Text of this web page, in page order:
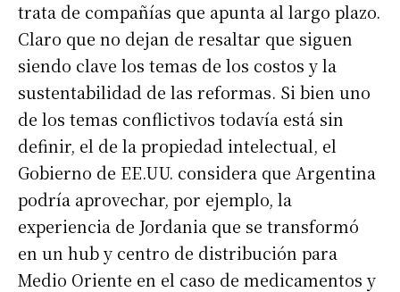
trata de compañías que apunta al largo plazo.
Claro que no dejan de resaltar que siguen
siendo clave los temas de los costos y la
sustentabilidad de las reformas. Si bien uno
de los temas conflictivos todavía está sin
definir, el de la propiedad intelectual, el
Gobierno de EE.UU. considera que Argentina
podría aprovechar, por ejemplo, la
experiencia de Jordania que se transformó
en un hub y centro de distribución para
Medio Oriente en el caso de medicamentos y